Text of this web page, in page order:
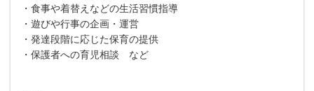
・食事や着替えなどの生活習慣指導
・遊びや行事の企画・運営
・発達段階に応じた保育の提供
・保護者への育児相談 など